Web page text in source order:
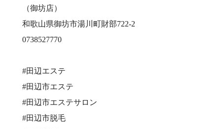
（御坊店）
和歌山県御坊市湯川町財部722-2
0738527770
#田辺エステ
#田辺市エステ
#田辺市エステサロン
#田辺市脱毛